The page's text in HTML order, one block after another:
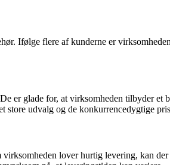
Ifølge flere af kunderne er
er glade for, at virksomheden tilbyder
store udvalg og de konkurrencedygtige
lover hurtig levering, kan